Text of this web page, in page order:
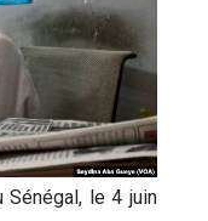
Sénégal, le 4 juin